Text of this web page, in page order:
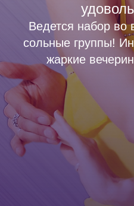
Ведется набор во
сольные группы!
жаркие